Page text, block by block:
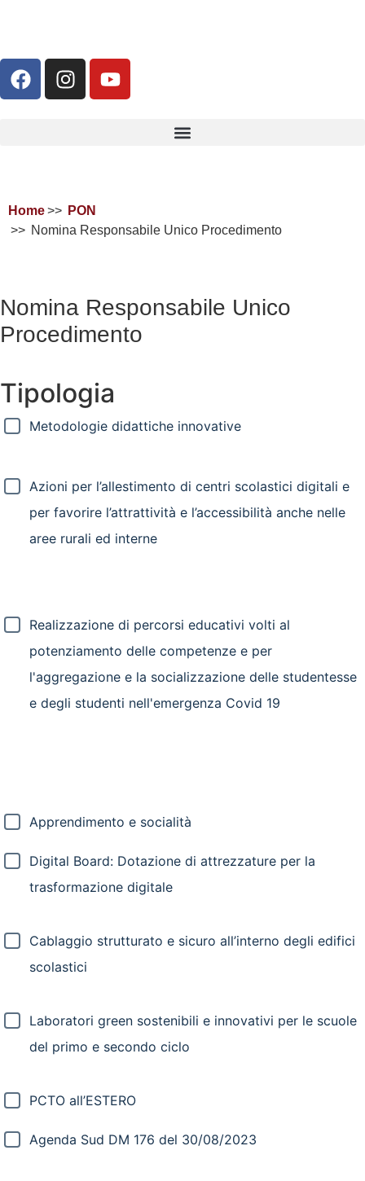
Home
PON
Nomina Responsabile Unico Procedimento
Nomina Responsabile Unico
Procedimento
Tipologia
Metodologie didattiche innovative
Azioni per l’allestimento di centri scolastici digitali e
per favorire l’attrattività e l’accessibilità anche nelle
aree rurali ed interne
Realizzazione di percorsi educativi volti al
potenziamento delle competenze e per
l'aggregazione e la socializzazione delle studentesse
e degli studenti nell'emergenza Covid 19
Apprendimento e socialità
Digital Board: Dotazione di attrezzature per la
trasformazione digitale
Cablaggio strutturato e sicuro all’interno degli edifici
scolastici
Laboratori green sostenibili e innovativi per le scuole
del primo e secondo ciclo
PCTO all’ESTERO
Agenda Sud DM 176 del 30/08/2023